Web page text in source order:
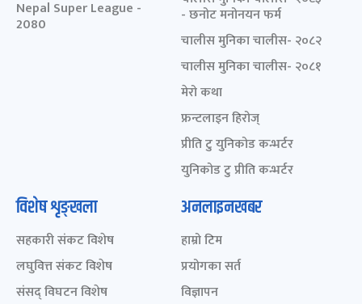
Nepal Super League -
2080
- छनोट मनोनयन फर्म
चालीस मुनिका चालीस- २०८२
चालीस मुनिका चालीस- २०८१
मेरो कथा
फ्रन्टलाइन हिरोज्
प्रीति टु युनिकोड कन्भर्टर
युनिकोड टु प्रीति कन्भर्टर
विशेष शृङ्खला
सहकारी संकट विशेष
लघुवित्त संकट विशेष
संसद् विघटन विशेष
अनलाइनखबर
हाम्रो टिम
प्रयोगका सर्त
विज्ञापन